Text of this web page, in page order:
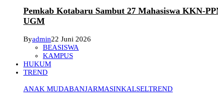
Pemkab Kotabaru Sambut 27 Mahasiswa KKN-
UGM
Byadmin22 Juni 2026
BEASISWA
KAMPUS
HUKUM
TREND
ANAK MUDABANJARMASINKALSELTREND